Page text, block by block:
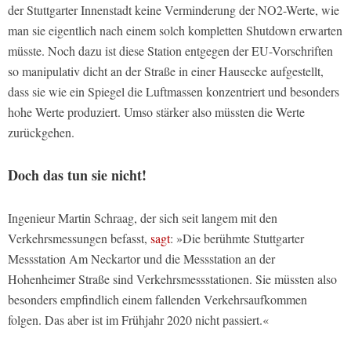
der Stuttgarter Innenstadt keine Verminderung der NO2-Werte, wie
man sie eigentlich nach einem solch kompletten Shutdown erwarten
müsste. Noch dazu ist diese Station entgegen der EU-Vorschriften
so manipulativ dicht an der Straße in einer Hausecke aufgestellt,
dass sie wie ein Spiegel die Luftmassen konzentriert und besonders
hohe Werte produziert. Umso stärker also müssten die Werte
zurückgehen.
Doch das tun sie nicht!
Ingenieur Martin Schraag, der sich seit langem mit den
Verkehrsmessungen befasst, sagt: »Die berühmte Stuttgarter
Messstation Am Neckartor und die Messstation an der
Hohenheimer Straße sind Verkehrsmessstationen. Sie müssten also
besonders empfindlich einem fallenden Verkehrsaufkommen
folgen. Das aber ist im Frühjahr 2020 nicht passiert.«